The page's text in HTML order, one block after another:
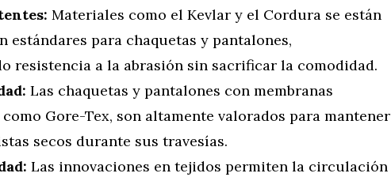
Materiales como el Kevlar y el Cordura se están
estándares para chaquetas y pantalones,
resistencia a la abrasión sin sacrificar la comodidad.
Las chaquetas y pantalones con membranas
Gore-Tex, son altamente valorados para mantener
secos durante sus travesías.
Las innovaciones en tejidos permiten la circulación